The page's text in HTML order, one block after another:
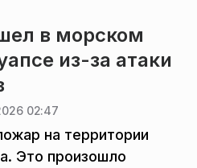
в морском
из-за атаки
02:47
на территории
Это произошло